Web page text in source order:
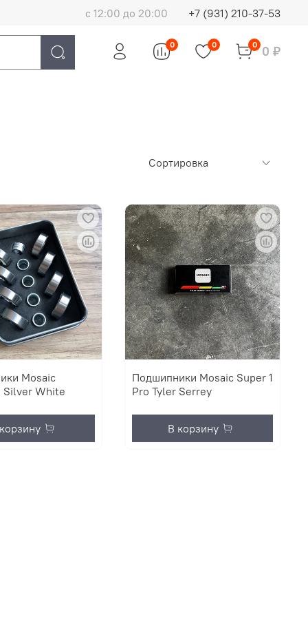
с 12:00 до 20:00 +7 (931) 210-37-53
0 0 0 0 ₽
Mosaic
Silver White
Подшипники Mosaic Super 1
Pro Tyler Serrey
В корзину